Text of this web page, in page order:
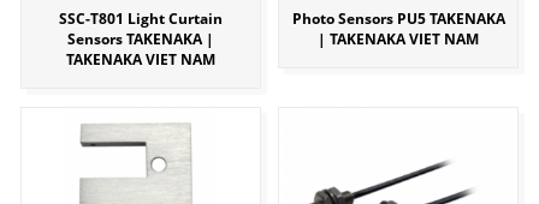
SSC-T801 Light Curtain
Sensors TAKENAKA |
TAKENAKA VIET NAM
Photo Sensors PU5 TAKENAKA
| TAKENAKA VIET NAM